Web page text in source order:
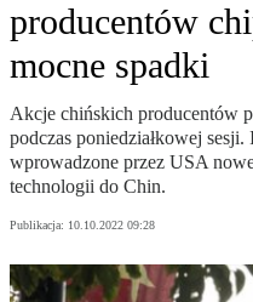
producentów
mocne spadki
Akcje chińskich producentów
podczas poniedziałkowej sesji.
wprowadzone przez USA
technologii do Chin.
Publikacja: 10.10.2022 09:28